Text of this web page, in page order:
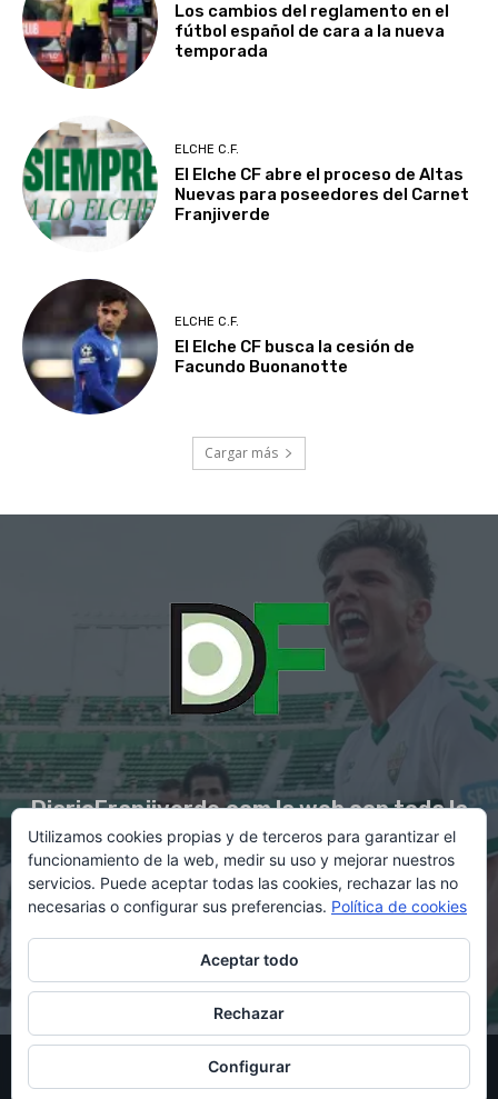
Los cambios del reglamento en el
fútbol español de cara a la nueva
temporada
ELCHE C.F.
El Elche CF abre el proceso de Altas
Nuevas para poseedores del Carnet
Franjiverde
ELCHE C.F.
El Elche CF busca la cesión de
Facundo Buonanotte
Cargar más
DiarioFranjiverde.com la web con toda la
información del Elche C.F.
Contacto en:diario@franjiverde.com
© Copyright 2021 - Gestión y diseño por Rubén Maestre
Política de cookies Política de privacidad
Utilizamos cookies propias y de terceros para garantizar el
funcionamiento de la web, medir su uso y mejorar nuestros
servicios. Puede aceptar todas las cookies, rechazar las no
necesarias o configurar sus preferencias. Política de cookies
Aceptar todo
Rechazar
Configurar